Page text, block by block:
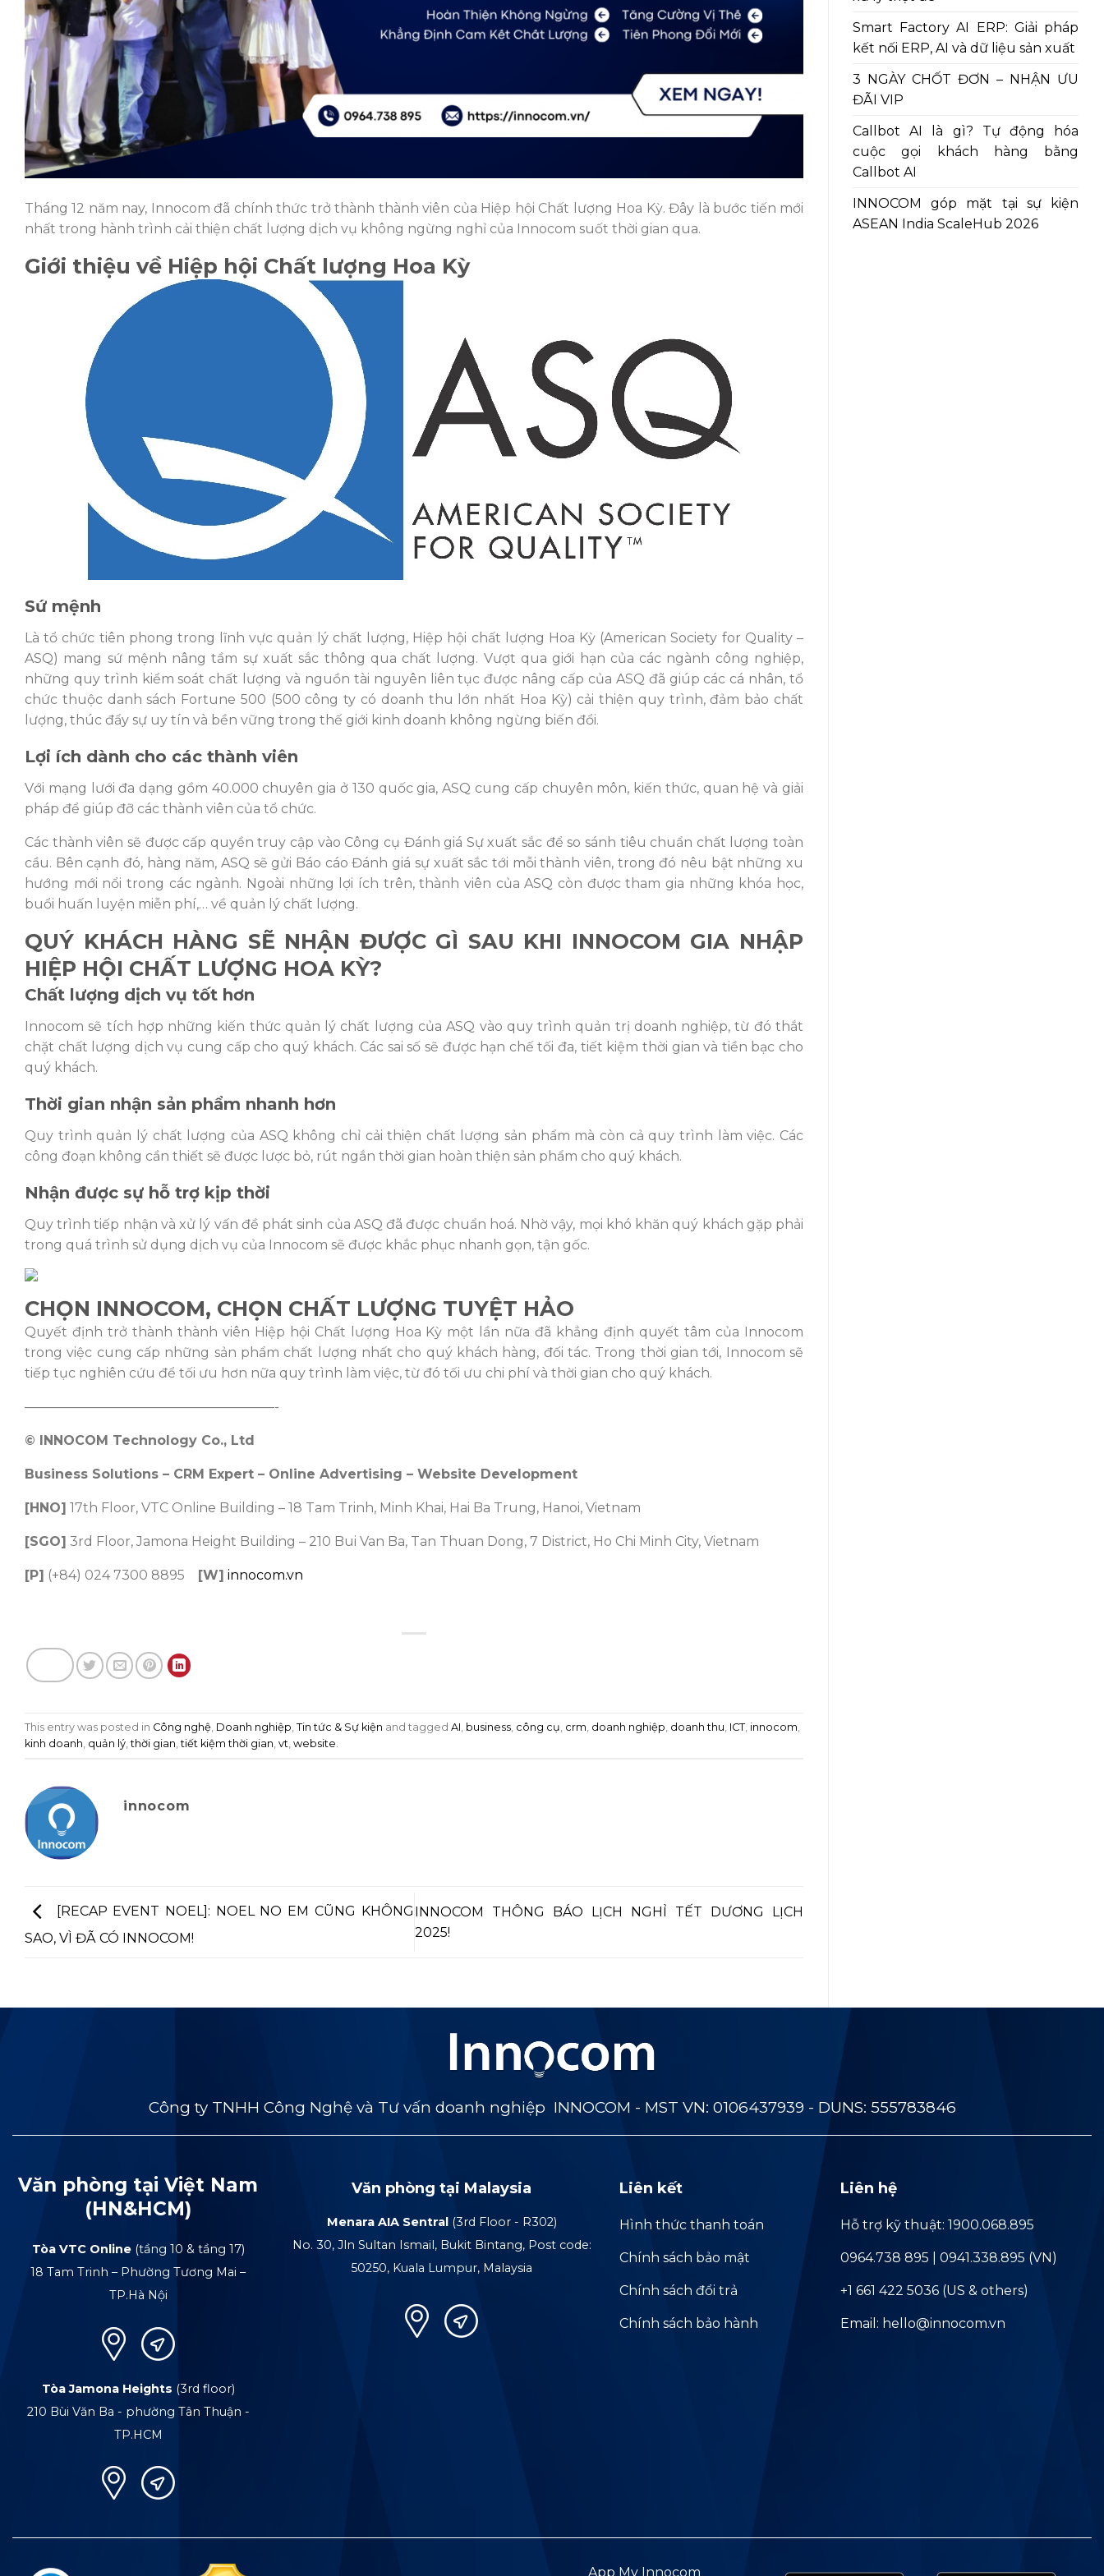
Tháng 12 năm nay, Innocom đã chính thức trở thành thành viên của Hiệp hội Chất lượng Hoa Kỳ. Đây là bước tiến mới
nhất trong hành trình cải thiện chất lượng dịch vụ không ngừng nghỉ của Innocom suốt thời gian qua.
Giới thiệu về Hiệp hội Chất lượng Hoa Kỳ
Sứ mệnh
Là tổ chức tiên phong trong lĩnh vực quản lý chất lượng, Hiệp hội chất lượng Hoa Kỳ (American Society for Quality –
ASQ) mang sứ mệnh nâng tầm sự xuất sắc thông qua chất lượng. Vượt qua giới hạn của các ngành công nghiệp,
những quy trình kiểm soát chất lượng và nguồn tài nguyên liên tục được nâng cấp của ASQ đã giúp các cá nhân, tổ
chức thuộc danh sách Fortune 500 (500 công ty có doanh thu lớn nhất Hoa Kỳ) cải thiện quy trình, đảm bảo chất
lượng, thúc đẩy sự uy tín và bền vững trong thế giới kinh doanh không ngừng biến đổi.
Lợi ích dành cho các thành viên
Với mạng lưới đa dạng gồm 40.000 chuyên gia ở 130 quốc gia, ASQ cung cấp chuyên môn, kiến thức, quan hệ và giải
pháp để giúp đỡ các thành viên của tổ chức.
Các thành viên sẽ được cấp quyền truy cập vào Công cụ Đánh giá Sự xuất sắc để so sánh tiêu chuẩn chất lượng toàn
cầu. Bên cạnh đó, hàng năm, ASQ sẽ gửi Báo cáo Đánh giá sự xuất sắc tới mỗi thành viên, trong đó nêu bật những xu
hướng mới nổi trong các ngành. Ngoài những lợi ích trên, thành viên của ASQ còn được tham gia những khóa học,
buổi huấn luyện miễn phí,… về quản lý chất lượng.
QUÝ KHÁCH HÀNG SẼ NHẬN ĐƯỢC GÌ SAU KHI INNOCOM GIA NHẬP
HIỆP HỘI CHẤT LƯỢNG HOA KỲ?
Chất lượng dịch vụ tốt hơn
Innocom sẽ tích hợp những kiến thức quản lý chất lượng của ASQ vào quy trình quản trị doanh nghiệp, từ đó thắt
chặt chất lượng dịch vụ cung cấp cho quý khách. Các sai số sẽ được hạn chế tối đa, tiết kiệm thời gian và tiền bạc cho
quý khách.
Thời gian nhận sản phẩm nhanh hơn
Quy trình quản lý chất lượng của ASQ không chỉ cải thiện chất lượng sản phẩm mà còn cả quy trình làm việc. Các
công đoạn không cần thiết sẽ được lược bỏ, rút ngắn thời gian hoàn thiện sản phẩm cho quý khách.
Nhận được sự hỗ trợ kịp thời
Quy trình tiếp nhận và xử lý vấn đề phát sinh của ASQ đã được chuẩn hoá. Nhờ vậy, mọi khó khăn quý khách gặp phải
trong quá trình sử dụng dịch vụ của Innocom sẽ được khắc phục nhanh gọn, tận gốc.
CHỌN INNOCOM, CHỌN CHẤT LƯỢNG TUYỆT HẢO
Quyết định trở thành thành viên Hiệp hội Chất lượng Hoa Kỳ một lần nữa đã khẳng định quyết tâm của Innocom
trong việc cung cấp những sản phẩm chất lượng nhất cho quý khách hàng, đối tác. Trong thời gian tới, Innocom sẽ
tiếp tục nghiên cứu để tối ưu hơn nữa quy trình làm việc, từ đó tối ưu chi phí và thời gian cho quý khách.
———————————————————-
© INNOCOM Technology Co., Ltd
Business Solutions – CRM Expert – Online Advertising – Website Development
[HNO] 17th Floor, VTC Online Building – 18 Tam Trinh, Minh Khai, Hai Ba Trung, Hanoi, Vietnam
[SGO] 3rd Floor, Jamona Height Building – 210 Bui Van Ba, Tan Thuan Dong, 7 District, Ho Chi Minh City, Vietnam
[P] (+84) 024 7300 8895 [W] innocom.vn
This entry was posted in Công nghệ Doanh nghiệp Tin tức & Sự kiện and tagged AI business công cụ crm doanh nghiệp doanh thu ICT, innocom
kinh doanh quản lý ,thời gian ,tiết kiệm thời gian vt website
innocom
[RECAP EVENT NOEL]: NOEL NO EM CŨNG KHÔNG
SAO, VÌ ĐÃ CÓ INNOCOM!
INNOCOM THÔNG BÁO LỊCH NGHỈ TẾT DƯƠNG LỊCH
2025!
Smart Factory AI ERP: Giải pháp
kết nối ERP, AI và dữ liệu sản xuất
3 NGÀY CHỐT ĐƠN – NHẬN ƯU
ĐÃI VIP
Callbot AI là gì? Tự động hóa
cuộc gọi khách hàng bằng
Callbot AI
INNOCOM góp mặt tại sự kiện
ASEAN India ScaleHub 2026
Công ty TNHH Công Nghệ và Tư vấn doanh nghiệp INNOCOM - MST VN: 0106437939 - DUNS: 555783846
Văn phòng tại Việt Nam
(HN&HCM)
Tòa VTC Online(tầng 10 & tầng 17)
18 Tam Trinh – Phường Tương Mai –
TP.Hà Nội
Tòa Jamona Heights (3rd floor)
210 Bùi Văn Ba - phường Tân Thuận -
TP.HCM
Văn phòng tại Malaysia
Menara AIA Sentral (3rd Floor - R302)
No. 30, Jln Sultan Ismail, Bukit Bintang, Post code:
50250, Kuala Lumpur, Malaysia
Liên kết
Hình thức thanh toán
Chính sách bảo mật
Chính sách đổi trả
Chính sách bảo hành
Liên hệ
Hỗ trợ kỹ thuật: 1900.068.895
0964.738 895 | 0941.338.895 (VN)
+1 661 422 5036 (US & others)
Email: hello@innocom.vn
App My Innocom